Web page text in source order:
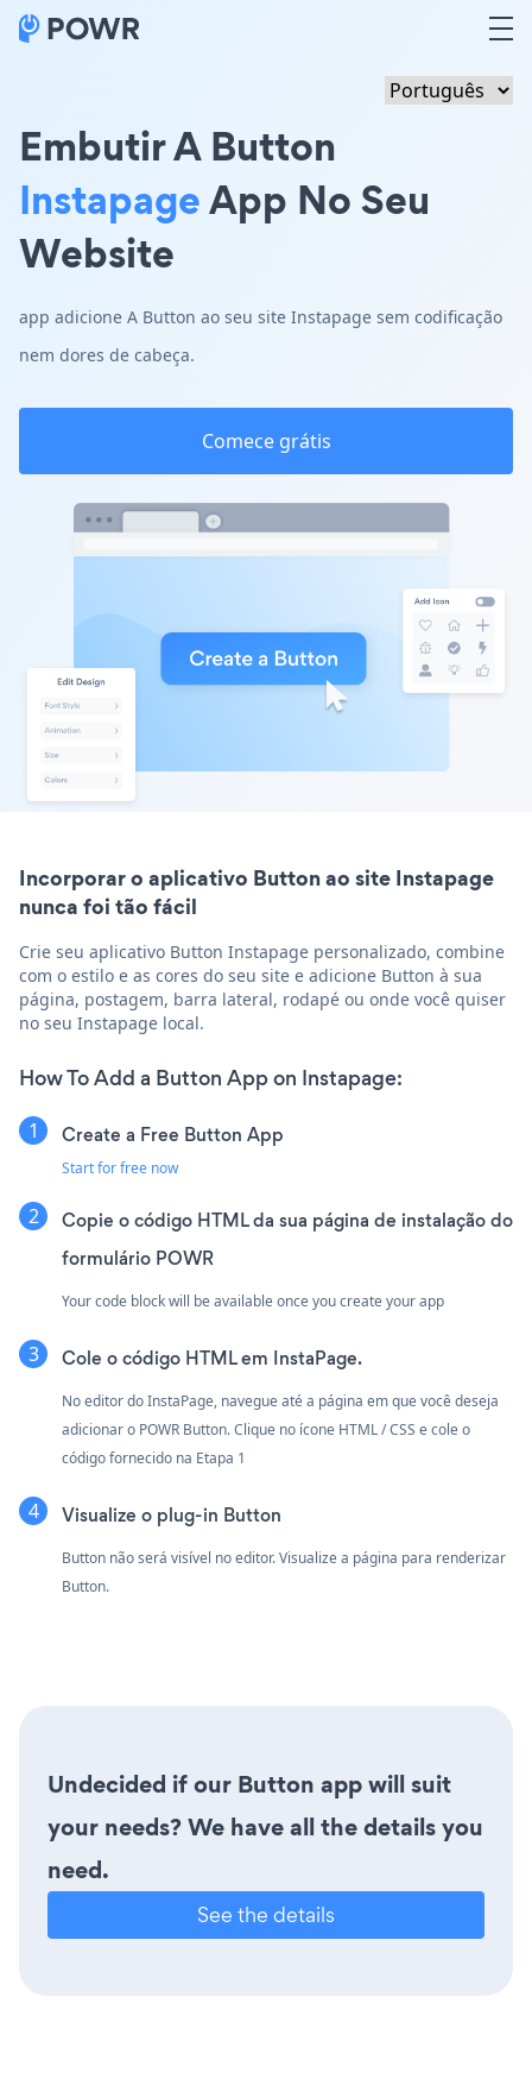
Embutir A Button
InstapageApp No Seu
Website
app adicione A Button ao seu site Instapage sem codificação
nem dores de cabeça.
Comece grátis
Incorporar o aplicativo Button ao site Instapage
nunca foi tão fácil
Crie seu aplicativo Button Instapage personalizado, combine
com o estilo e as cores do seu site e adicione Button à sua
página, postagem, barra lateral, rodapé ou onde você quiser
no seu Instapage local.
How To Add a Button App on Instapage:
Create a Free Button App
Start for free now
Copie o código HTML da sua página de instalação do
formulário POWR
Your code block will be available once you create your app
Cole o código HTML em InstaPage.
No editor do InstaPage, navegue até a página em que você deseja
adicionar o POWR Button. Clique no ícone HTML / CSS e cole o
código fornecido na Etapa 1
Visualize o plug-in Button
Button não será visível no editor. Visualize a página para renderizar
Button.
Undecided if our Button app will suit
your needs? We have all the details you
need.
See the details